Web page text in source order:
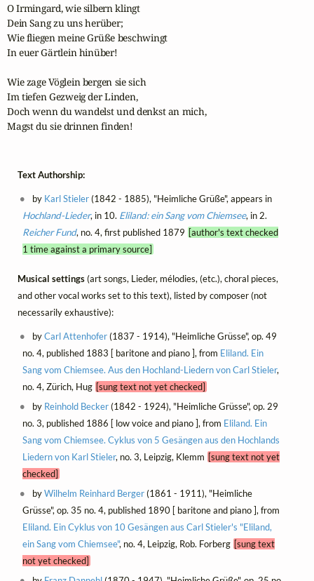
O Irmingard, wie silbern klingt
Dein Sang zu uns herüber;
Wie fliegen meine Grüße beschwingt
In euer Gärtlein hinüber!
Wie zage Vöglein bergen sie sich
Im tiefen Gezweig der Linden,
Doch wenn du wandelst und denkst an mich,
Magst du sie drinnen finden!
Text Authorship:
by Karl Stieler(1842 - 1885), "Heimliche Grüße", appears in
Hochland-Lieder, in 10. Eliland: ein Sang vom Chiemsee, in 2.
Reicher Fund, no. 4, first published 1879 [author's text checked
1 time against a primary source]
Musical settings(art songs, Lieder, mélodies, (etc.), choral pieces,
and other vocal works set to this text), listed by composer (not
necessarily exhaustive):
byCarl Attenhofer(1837 - 1914), "Heimliche Grüsse", op. 49
no. 4, published 1883 [ baritone and piano ], from Eliland. Ein
Sang vom Chiemsee. Aus den Hochland-Liedern von Carl Stieler,
no. 4, Zürich, Hug [sung text not yet checked]
by Reinhold Becker(1842 - 1924), "Heimliche Grüsse", op. 29
no. 3, published 1886 [ low voice and piano ], from Eliland. Ein
Sang vom Chiemsee. Cyklus von 5 Gesängen aus den Hochlands
Liedern von Karl Stieler, no. 3, Leipzig, Klemm [sung text not yet
checked]
byWilhelm Reinhard Berger(1861 - 1911), "Heimliche
Grüsse", op. 35 no. 4, published 1890 [ baritone and piano ], from
Eliland. Ein Cyklus von 10 Gesängen aus Carl Stieler's "Eliland,
ein Sang vom Chiemsee", no. 4, Leipzig, Rob. Forberg [sung text
not yet checked]